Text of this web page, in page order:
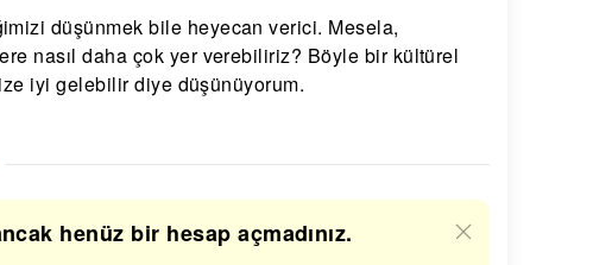
düşünmek bile heyecan verici. Mesela,
nasıl daha çok yer verebiliriz? Böyle bir kültürel
iyi gelebilir diye düşünüyorum.
henüz bir hesap açmadınız.